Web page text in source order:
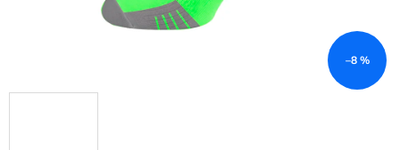
–8 %